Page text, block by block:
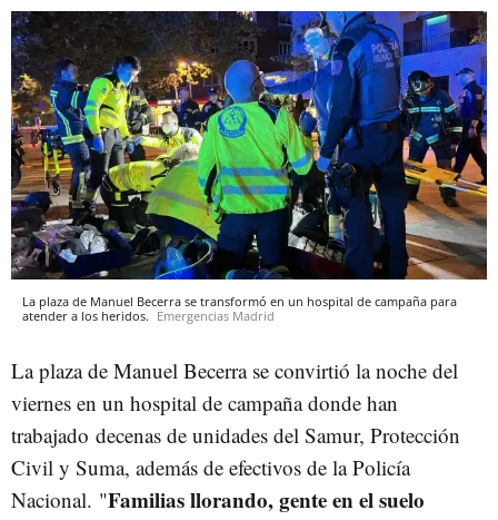
La plaza de Manuel Becerra se transformó en un hospital de campaña para
atender a los heridos. Emergencias Madrid
La plaza de Manuel Becerra se convirtió la noche del
viernes en un hospital de campaña donde han
trabajado decenas de unidades del Samur, Protección
Civil y Suma, además de efectivos de la Policía
Nacional. "Familias llorando, gente en el suelo